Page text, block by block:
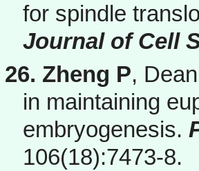
for spindle
Journal of Cell
26. Zheng P,
in maintaining
embryogenesis.
106(18):7473-8.